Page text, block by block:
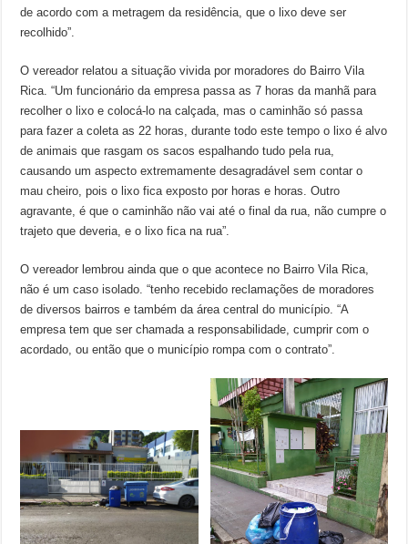
de acordo com a metragem da residência, que o lixo deve ser
recolhido”.
O vereador relatou a situação vivida por moradores do Bairro Vila
Rica. “Um funcionário da empresa passa as 7 horas da manhã para
recolher o lixo e colocá-lo na calçada, mas o caminhão só passa
para fazer a coleta as 22 horas, durante todo este tempo o lixo é alvo
de animais que rasgam os sacos espalhando tudo pela rua,
causando um aspecto extremamente desagradável sem contar o
mau cheiro, pois o lixo fica exposto por horas e horas. Outro
agravante, é que o caminhão não vai até o final da rua, não cumpre o
trajeto que deveria, e o lixo fica na rua”.
O vereador lembrou ainda que o que acontece no Bairro Vila Rica,
não é um caso isolado. “tenho recebido reclamações de moradores
de diversos bairros e também da área central do município. “A
empresa tem que ser chamada a responsabilidade, cumprir com o
acordado, ou então que o município rompa com o contrato”.